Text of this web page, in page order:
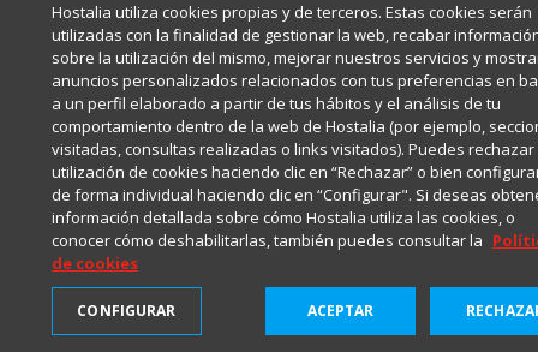
para mantenerte a la última
Suscribirme
Hostalia utiliza cookies propias y de terceros. Estas cookies serán
utilizadas con la finalidad de gestionar la web, recabar
sobre la utilización del mismo, mejorar nuestros servicios y
anuncios personalizados relacionados con tus preferencias en
a un perfil elaborado a partir de tus hábitos y el análisis de tu
comportamiento dentro de la web de Hostalia (por ejemplo,
visitadas, consultas realizadas o links visitados). Puedes rechazar
utilización de cookies haciendo clic en “Rechazar” o bien
de forma individual haciendo clic en “Configurar". Si deseas
información detallada sobre cómo Hostalia utiliza las cookies, o
conocer cómo deshabilitarlas, también puedes consultar la
de cookies
CONFIGURAR ACEPTAR